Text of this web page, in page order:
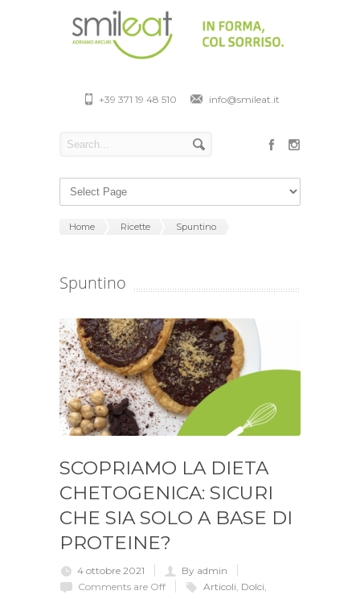
+39 371 19 48 510 info@smileat.it
Home Ricette Spuntino
Spuntino
SCOPRIAMO LA DIETA
CHETOGENICA: SICURI
CHE SIA SOLO A BASE DI
PROTEINE?
4 ottobre 2021
By admin
Comments are Off
Articoli Dolci